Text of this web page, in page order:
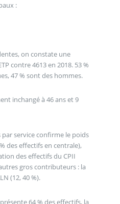
:
on constate une
contre 4613 en 2018. 53 %
47 % sont des hommes.
inchangé à 46 ans et 9
service confirme le poids
des effectifs en centrale),
des effectifs du CPII
gros contributeurs : la
(12, 40 %).
64 % des effectifs, la